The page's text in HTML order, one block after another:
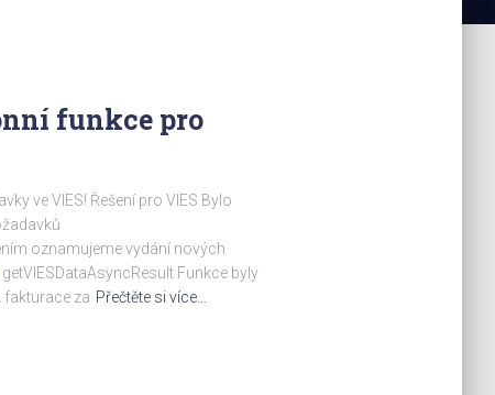
funkce pro
ve VIES! Řešení pro VIES Bylo
oznamujeme vydání nových
getVIESDataAsyncResult Funkce byly
fakturace za Přečtěte si více…